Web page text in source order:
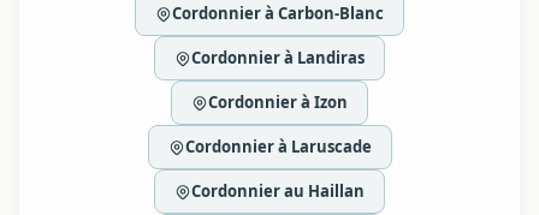
Cordonnier à Carbon-Blanc
Cordonnier à Landiras
Cordonnier à Izon
Cordonnier à Laruscade
Cordonnier au Haillan